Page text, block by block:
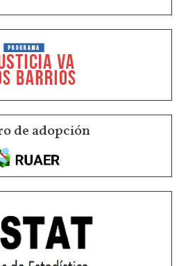
de adopción